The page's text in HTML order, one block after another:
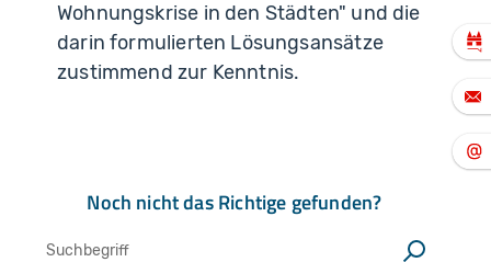
Wohnungskrise in den Städten" und die
darin formulierten Lösungsansätze
zustimmend zur Kenntnis.
Noch nicht das Richtige gefunden?
Suche Suchen